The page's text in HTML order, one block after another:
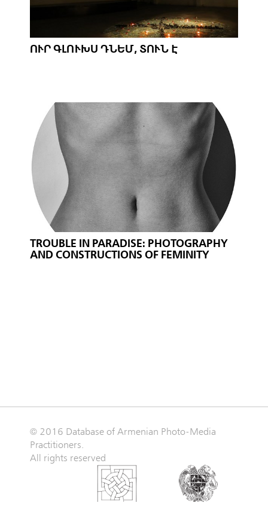
ՈՒՐ ԳԼՈՒԽՍ ԴՆԵՄ, ՏՈՒՆ Է
TROUBLE IN PARADISE: PHOTOGRAPHY
AND CONSTRUCTIONS OF FEMINITY
© 2016 Database of Armenian Photo-Media
Practitioners.
All rights reserved